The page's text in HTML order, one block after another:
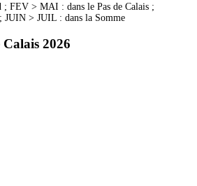
FEV > MAI : dans le Pas de Calais ;
> JUIL : dans la Somme
Calais 2026